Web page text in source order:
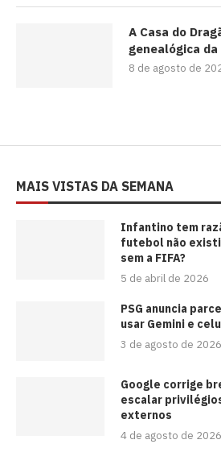
A Casa do
genealógica da
8 de agosto de
MAIS VISTAS DA SEMANA
⁠Infantino tem
futebol não
sem a FIFA?
5 de abril de 2026
PSG anuncia
usar Gemini e
3 de agosto de 2026
Google corrige
escalar
externos
4 de agosto de 2026